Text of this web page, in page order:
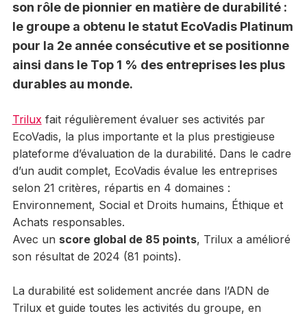
son rôle de pionnier en matière de durabilité :
le groupe a obtenu le statut EcoVadis Platinum
pour la 2e année consécutive et se positionne
ainsi dans le Top 1 % des entreprises les plus
durables au monde.
Triluxfait régulièrement évaluer ses activités par
EcoVadis, la plus importante et la plus prestigieuse
plateforme d’évaluation de la durabilité. Dans le cadre
d’un audit complet, EcoVadis évalue les entreprises
selon 21 critères, répartis en 4 domaines :
Environnement, Social et Droits humains, Éthique et
Achats responsables.
Avec un score global de 85 points, Trilux a amélioré
son résultat de 2024 (81 points).
La durabilité est solidement ancrée dans l’ADN de
Trilux et guide toutes les activités du groupe, en